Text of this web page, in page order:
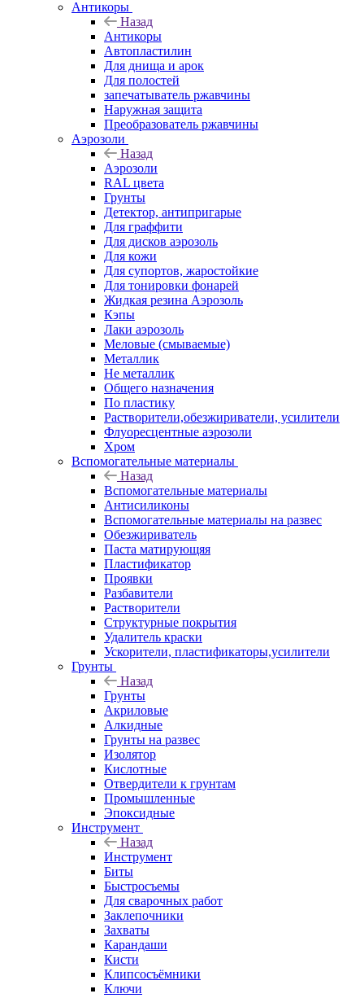
Антикоры
Назад
Антикоры
Автопластилин
Для днища и арок
Для полостей
запечатыватель ржавчины
Наружная защита
Преобразователь ржавчины
Аэрозоли
Назад
Аэрозоли
RAL цвета
Грунты
Детектор, антипригарые
Для граффити
Для дисков аэрозоль
Для кожи
Для супортов, жаростойкие
Для тонировки фонарей
Жидкая резина Аэрозоль
Кэпы
Лаки аэрозоль
Меловые (смываемые)
Металлик
Не металлик
Общего назначения
По пластику
Растворители,обезжириватели, усилители
Флуоресцентные аэрозоли
Хром
Вспомогательные материалы
Назад
Вспомогательные материалы
Антисиликоны
Вспомогательные материалы на развес
Обезжириватель
Паста матирующяя
Пластификатор
Проявки
Разбавители
Растворители
Структурные покрытия
Удалитель краски
Ускорители, пластификаторы,усилители
Грунты
Назад
Грунты
Акриловые
Алкидные
Грунты на развес
Изолятор
Кислотные
Отвердители к грунтам
Промышленные
Эпоксидные
Инструмент
Назад
Инструмент
Биты
Быстросъемы
Для сварочных работ
Заклепочники
Захваты
Карандаши
Кисти
Клипсосъёмники
Ключи